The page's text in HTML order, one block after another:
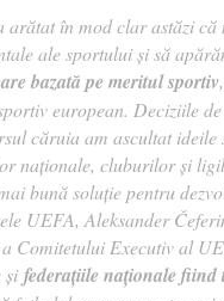
arătat în mod clar astăzi că
ale sportului și să
bazată pe meritul sportiv
european. Deciziile
căruia am ascultat
naționale, cluburilor și
bună soluție pentru
UEFA, Aleksander
Comitetului Executiv al
şi federaţiile naţionale fiind